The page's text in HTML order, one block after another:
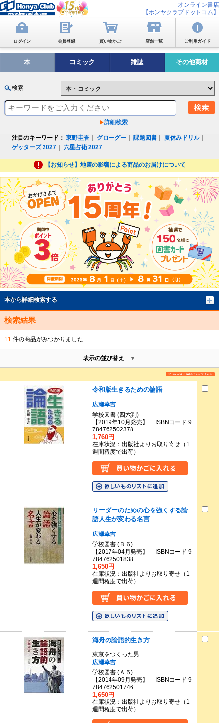
オンライン書店
【ホンヤクラブドットコム】
ログイン 会員登録 買い物かご 店舗一覧 ご利用ガイド
本 コミック 雑誌 その他商材
検索
詳細検索
注目のキーワード： 東野圭吾 グローグー ｜課題図書 ｜夏休みドリル｜
ゲッターズ 2027 ｜六星占術 2027
【お知らせ】地震の影響による商品のお届けについて
本から詳細検索する
検索結果
11 件の商品がみつかりました
表示の並び替え
令和版生きるための論語
広瀬幸吉
学校図書 (四六判)
【2019年10月発売】 ISBNコード 9
784762502378
1,760円
在庫状況：出版社よりお取り寄せ（1
週間程度で出荷）
リーダーのための心を強くする論
語人生が変わる名言
広瀬幸吉
学校図書 (Ｂ６)
【2017年04月発売】 ISBNコード 9
784762501838
1,650円
在庫状況：出版社よりお取り寄せ（1
週間程度で出荷）
海舟の論語的生き方
東京をつくった男
広瀬幸吉
学校図書 (Ａ５)
【2014年09月発売】 ISBNコード 9
784762501746
1,650円
在庫状況：出版社よりお取り寄せ（1
週間程度で出荷）